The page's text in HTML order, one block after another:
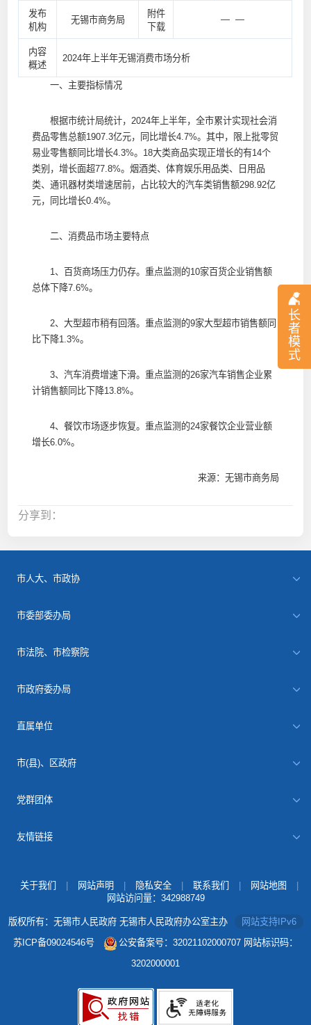
长
者
模
式
发布
机构
无锡市商务局
附件
下载
— —
内容
概述
2024年上半年无锡消费市场分析
一、主要指标情况
根据市统计局统计，2024年上半年，全市累计实现社会消
费品零售总额1907.3亿元，同比增长4.7%。其中，限上批零贸
易业零售额同比增长4.3%。18大类商品实现正增长的有14个
类别，增长面超77.8%。烟酒类、体育娱乐用品类、日用品
类、通讯器材类增速居前，占比较大的汽车类销售额298.92亿
元，同比增长0.4%。
二、消费品市场主要特点
1、百货商场压力仍存。重点监测的10家百货企业销售额
总体下降7.6%。
2、大型超市稍有回落。重点监测的9家大型超市销售额同
比下降1.3%。
3、汽车消费增速下滑。重点监测的26家汽车销售企业累
计销售额同比下降13.8%。
4、餐饮市场逐步恢复。重点监测的24家餐饮企业营业额
增长6.0%。
来源：无锡市商务局
分享到：
市人大、市政协
市委部委办局
市法院、市检察院
市政府委办局
直属单位
市(县)、区政府
党群团体
友情链接
关于我们 网站声明 隐私安全 联系我们 网站地图
网站访问量： 342988749
版权所有：无锡市人民政府 无锡市人民政府办公室主办
网站支持IPv6
苏ICP备09024546号
公安备案号：32021102000707 网站标识码：
3202000001